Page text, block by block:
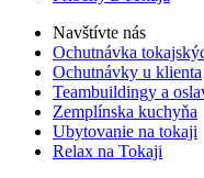
Navštívte nás
Ochutnávka
Ochutnávky u klienta
Teambuildingy a
Zemplínska kuchyňa
Ubytovanie na tokaji
Relax na Tokaji